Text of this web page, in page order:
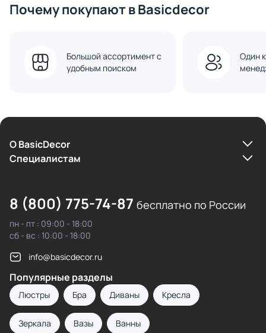
Почему покупают в Basicdecor
Большой ассортимент с
удобным поиском
Один
О BasicDecor
Cпециалистам
8 (800) 775-74-87 бесплатно по России
пн - пт : 09:00 - 18:00
сб - вс : 10:00 - 18:00
info@basicdecor.ru
Популярные разделы
Люстры Бра Диваны Кресла
Зеркала Вазы Ванны